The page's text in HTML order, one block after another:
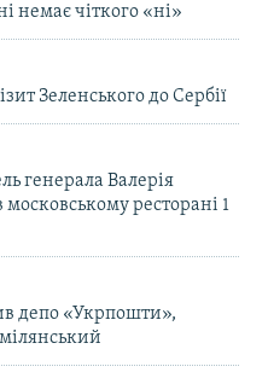
немає чіткого «ні»
Зеленського до Сербії
генерала Валерія
ресторані 1
депо «Укрпошти»,